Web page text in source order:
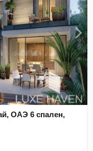
ОАЭ 6 спален,